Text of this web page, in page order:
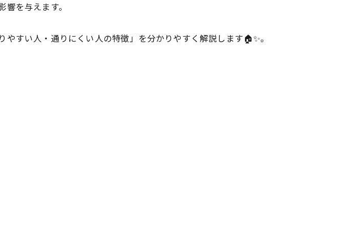
を与えます。
すい人・通りにくい人の特徴」を分かりやすく解説します🏠✨。